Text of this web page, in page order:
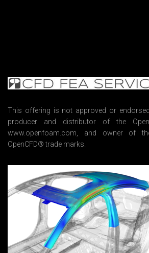
e
n
*
This offering is not approved or endorsed
producer and distributor of the
www.openfoam.com, and owner of
OpenCFD® trade marks.